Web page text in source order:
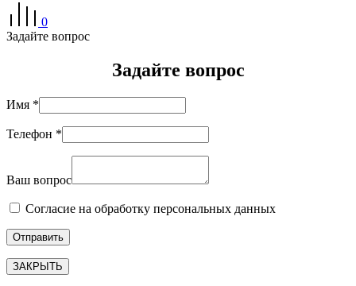
0
Задайте вопрос
Задайте вопрос
Имя *
Телефон *
Ваш вопрос
Согласие на обработку персональных данных
ЗАКРЫТЬ